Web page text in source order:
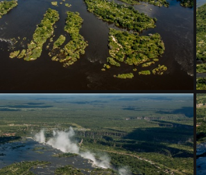
DSC 0439